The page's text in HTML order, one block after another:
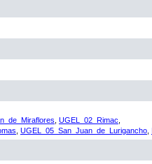
UGEL_02_Rimac
UGEL_05_San_Juan_de_Lurigancho